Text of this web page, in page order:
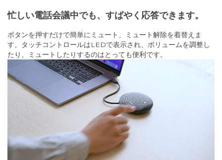
忙しい電話会議中でも、すばやく応答できます。
ボタンを押すだけで簡単にミュート、ミュート解除を着替えま
す。タッチコントロールはLEDで表示され、ボリュームを調整し
たり、ミュートしたりするのはとっても便利です。